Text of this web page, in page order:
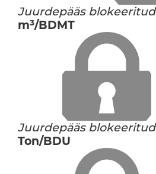
Juurdepääs blokeeritud
m³/BDMT
Juurdepääs blokeeritud
Ton/BDU